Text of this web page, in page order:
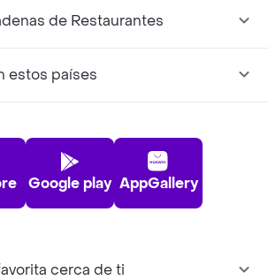
de Restaurantes
estos países
Google play AppGallery
cerca de ti